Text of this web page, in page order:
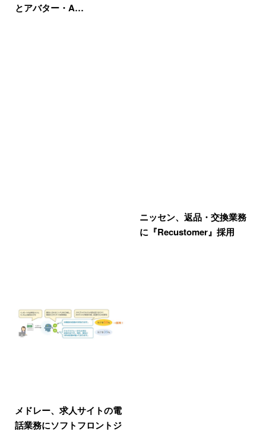
とアバター・A…
ニッセン、返品・交換業務
に『Recustomer』採用
メドレー、求人サイトの電
話業務にソフトフロントジ